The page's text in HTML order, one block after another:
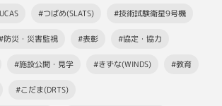
#つばめ(SLATS) #技術試験衛星9号機
防災・災害監視 #表彰 #協定・協力
#施設公開・見学 #きずな(WINDS) #教育
#こだま(DRTS)